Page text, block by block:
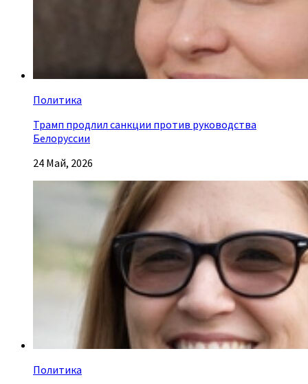
Политика
Трамп продлил санкции против руководства
Белоруссии
24 Май, 2026
Политика